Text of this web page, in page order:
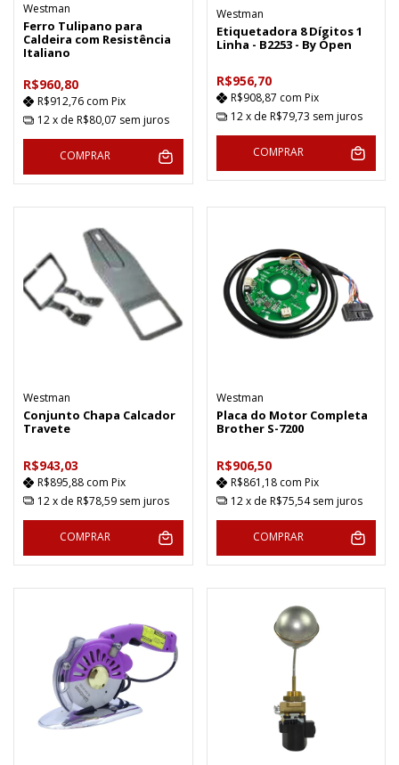
Westman
Ferro Tulipano para
Caldeira com Resistência
Italiano
R$960,80
R$912,76 com Pix
12x de R$80,07 sem juros
COMPRAR
Westman
Etiquetadora 8 Dígitos 1
Linha - B2253 - By Ópen
R$956,70
R$908,87 com Pix
12 x de R$79,73 sem juros
COMPRAR
Westman
Conjunto Chapa Calcador
Travete
R$943,03
R$895,88 com Pix
12x de R$78,59 sem juros
COMPRAR
Westman
Placa do Motor Completa
Brother S-7200
R$906,50
R$861,18 com Pix
12 x de R$75,54 sem juros
COMPRAR